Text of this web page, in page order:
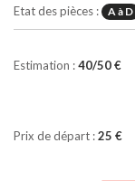
Etat des pièces :
A à D
Estimation :40/50 €
Prix de départ :25 €